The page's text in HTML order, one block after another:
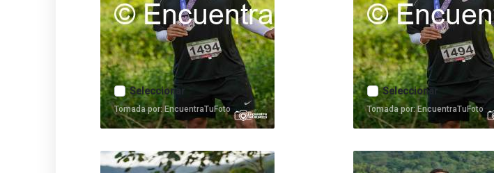
Seleccionar
Tomada por: EncuentraTuFoto
Seleccionar
Tomada por: EncuentraTuFoto